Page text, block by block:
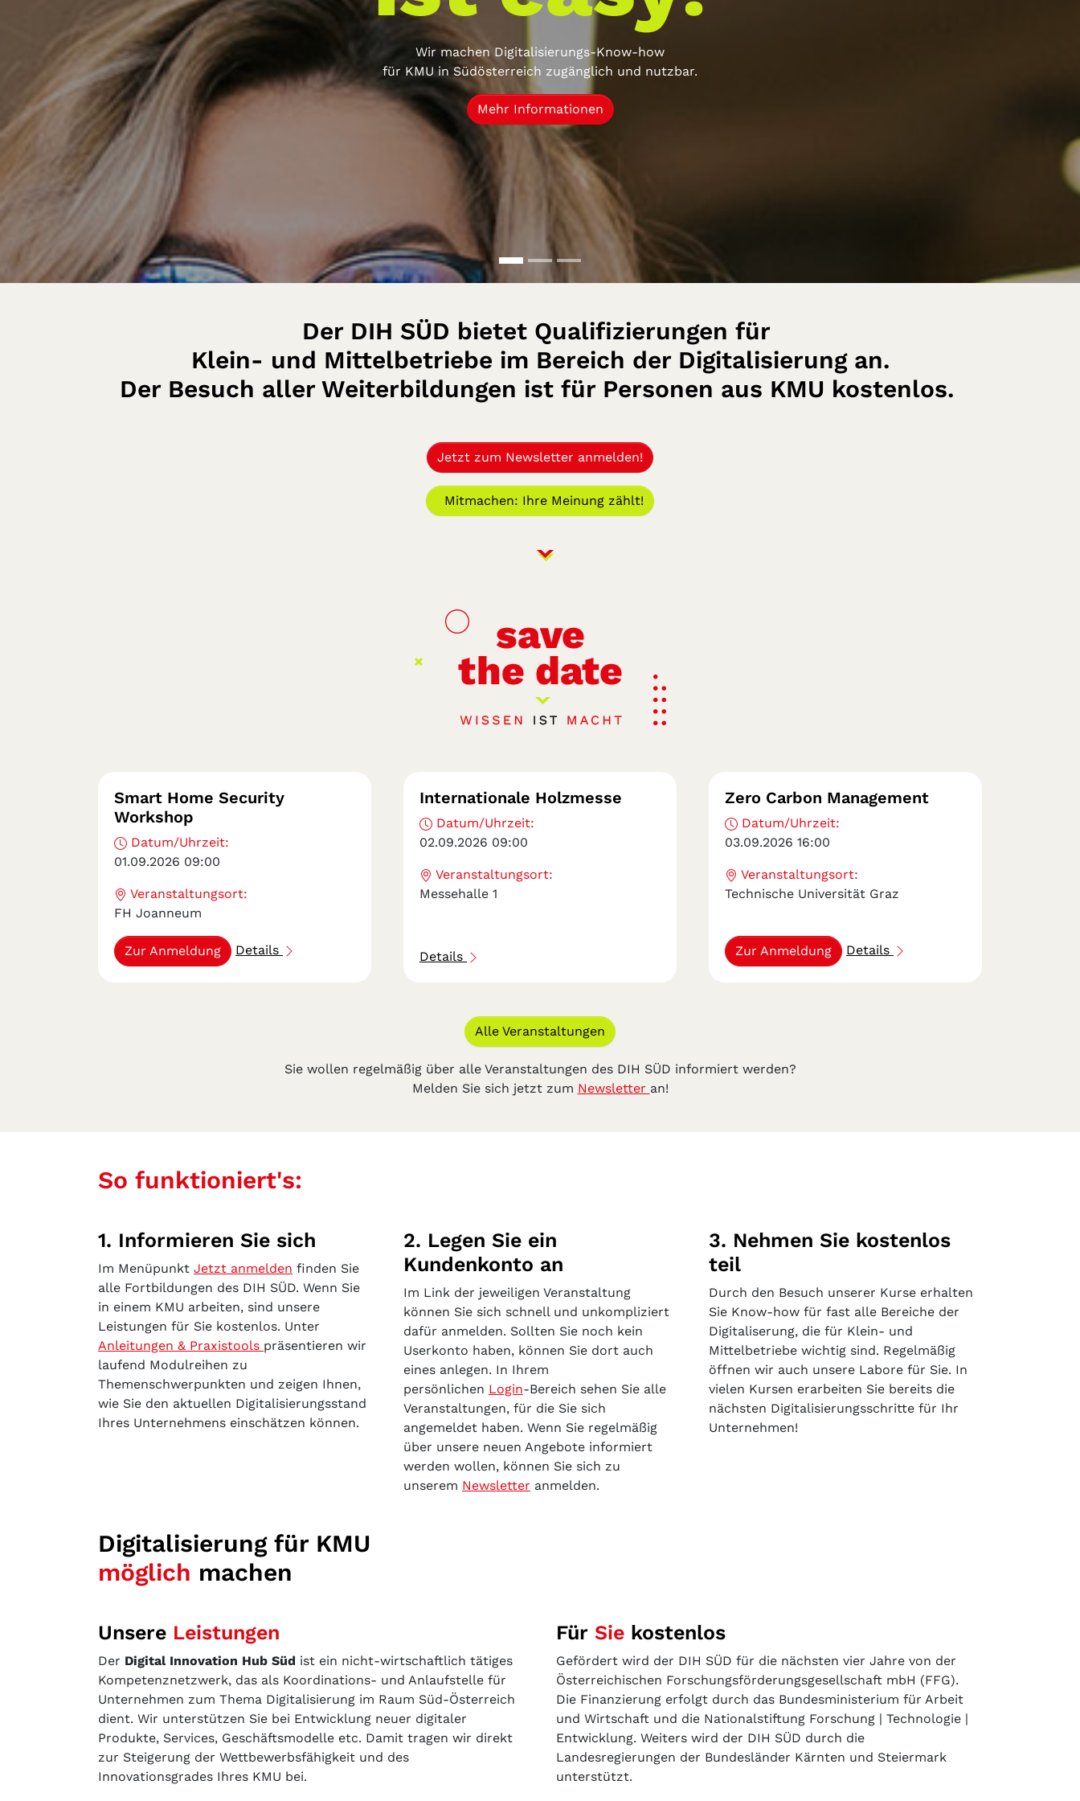
Know-how für KMU in Südösterreich zugänglich und nutzbar.
Wir machen Digitalisierungs-Know-how
für KMU in Südösterreich zugänglich und nutzbar.
Mehr Informationen
Der DIH SÜD bietet Qualifizierungen für
Klein- und Mittelbetriebe im Bereich der Digitalisierung an.
Der Besuch aller Weiterbildungen ist für Personen aus KMU kostenlos.
Jetzt zum Newsletter anmelden!
Mitmachen: Ihre Meinung zählt!
Smart Home Security
Workshop
Datum/Uhrzeit:
01.09.2026 09:00
Veranstaltungsort:
FH Joanneum
Zur Anmeldung Details
Internationale Holzmesse
Datum/Uhrzeit:
02.09.2026 09:00
Veranstaltungsort:
Messehalle 1
Details
Zero Carbon Management
Datum/Uhrzeit:
03.09.2026 16:00
Veranstaltungsort:
Technische Universität Graz
Zur Anmeldung Details
Alle Veranstaltungen
Sie wollen regelmäßig über alle Veranstaltungen des DIH SÜD informiert werden?
Melden Sie sich jetzt zum Newsletter an!
So funktioniert's:
1. Informieren Sie sich
Im Menüpunkt Jetzt anmelden finden Sie
alle Fortbildungen des DIH SÜD. Wenn Sie
in einem KMU arbeiten, sind unsere
Leistungen für Sie kostenlos. Unter
Anleitungen & Praxistools präsentieren wir
laufend Modulreihen zu
Themenschwerpunkten und zeigen Ihnen,
wie Sie den aktuellen Digitalisierungsstand
Ihres Unternehmens einschätzen können.
2. Legen Sie ein
Kundenkonto an
Im Link der jeweiligen Veranstaltung
können Sie sich schnell und unkompliziert
dafür anmelden. Sollten Sie noch kein
Userkonto haben, können Sie dort auch
eines anlegen. In Ihrem
persönlichen Login-Bereich sehen Sie alle
Veranstaltungen, für die Sie sich
angemeldet haben. Wenn Sie regelmäßig
über unsere neuen Angebote informiert
werden wollen, können Sie sich zu
unserem Newsletter anmelden.
3. Nehmen Sie kostenlos
teil
Durch den Besuch unserer Kurse erhalten
Sie Know-how für fast alle Bereiche der
Digitaliserung, die für Klein- und
Mittelbetriebe wichtig sind. Regelmäßig
öffnen wir auch unsere Labore für Sie. In
vielen Kursen erarbeiten Sie bereits die
nächsten Digitalisierungsschritte für Ihr
Unternehmen!
Digitalisierung für KMU
möglich machen
Unsere Leistungen
Der Digital Innovation Hub Süd ist ein nicht-wirtschaftlich tätiges
Kompetenznetzwerk, das als Koordinations- und Anlaufstelle für
Unternehmen zum Thema Digitalisierung im Raum Süd-Österreich
dient. Wir unterstützen Sie bei Entwicklung neuer digitaler
Produkte, Services, Geschäftsmodelle etc. Damit tragen wir direkt
zur Steigerung der Wettbewerbsfähigkeit und des
Innovationsgrades Ihres KMU bei.
Für Sie kostenlos
Gefördert wird der DIH SÜD für die nächsten vier Jahre von der
Österreichischen Forschungsförderungsgesellschaft mbH (FFG).
Die Finanzierung erfolgt durch das Bundesministerium für Arbeit
und Wirtschaft und die Nationalstiftung Forschung | Technologie |
Entwicklung. Weiters wird der DIH SÜD durch die
Landesregierungen der Bundesländer Kärnten und Steiermark
unterstützt.